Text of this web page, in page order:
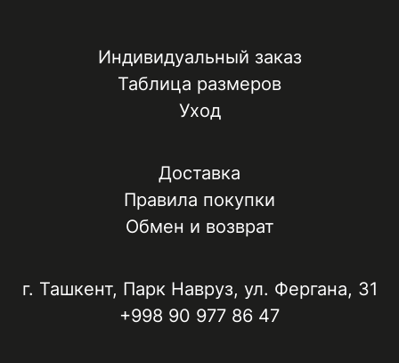
Индивидуальный заказ
Таблица размеров
Уход
Доставка
Правила покупки
Обмен и возврат
г. Ташкент, ​Парк Навруз​, ул. Фергана, 31
+998 90 977 86 47